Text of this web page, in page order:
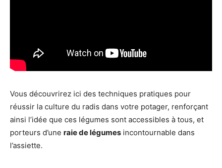
Vous découvrirez ici des techniques pratiques pour
réussir la culture du radis dans votre potager, renforçant
ainsi l’idée que ces légumes sont accessibles à tous, et
porteurs d’une raie de légumes incontournable dans
l’assiette.